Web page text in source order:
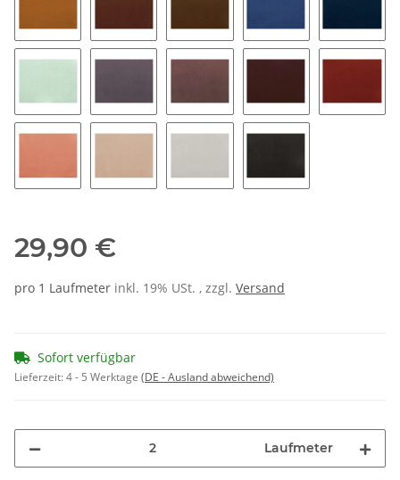
144 164 154 127 147
108 139 183 173
29,90 €
pro 1 Laufmeter inkl. 19% USt. , zzgl. Versand
Sofort verfügbar
Lieferzeit:4 - 5 Werktage (DE - Ausland abweichend)
Laufmeter